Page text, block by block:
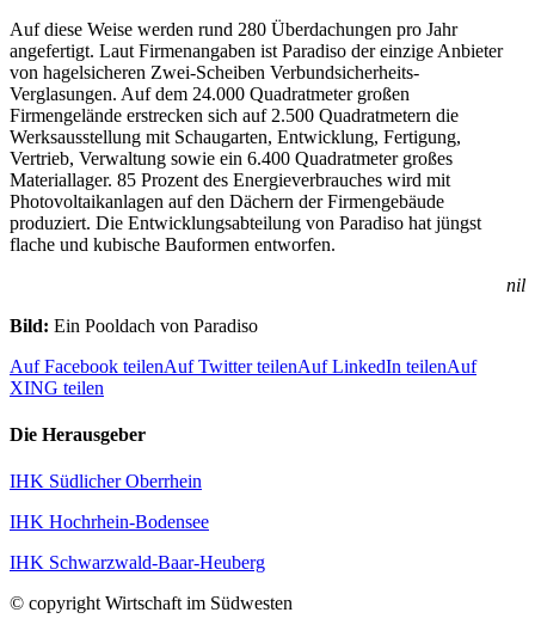
Auf diese Weise werden rund 280 Überdachungen pro Jahr
angefertigt. Laut Firmenangaben ist Paradiso der einzige Anbieter
von hagelsicheren Zwei-Scheiben Verbundsicherheits-
Verglasungen. Auf dem 24.000 Quadratmeter großen
Firmengelände erstrecken sich auf 2.500 Quadratmetern die
Werksausstellung mit Schaugarten, Entwicklung, Fertigung,
Vertrieb, Verwaltung sowie ein 6.400 Quadratmeter großes
Materiallager. 85 Prozent des Energieverbrauches wird mit
Photovoltaikanlagen auf den Dächern der Firmengebäude
produziert. Die Entwicklungsabteilung von Paradiso hat jüngst
flache und kubische Bauformen entworfen.
nil
Bild: Ein Pooldach von Paradiso
Auf Facebook teilenAuf Twitter teilenAuf LinkedIn teilenAuf
XING teilen
Die Herausgeber
IHK Südlicher Oberrhein
IHK Hochrhein-Bodensee
IHK Schwarzwald-Baar-Heuberg
© copyright Wirtschaft im Südwesten